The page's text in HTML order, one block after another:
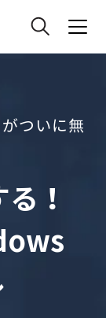
ついに無
！